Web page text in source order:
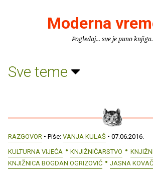
Moderna
Pogledaj... sve je puno knjiga.
Sve teme
RAZGOVOR • Piše: VANJA KULAŠ • 07.06.2016.
KULTURNA VIJEĆA
KNJIŽNIČARSTVO
KNJIŽNICA BOGDAN OGRIZOVIĆ
JASNA